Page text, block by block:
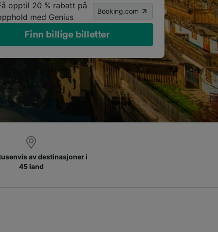
opptil 20 % rabatt på
med Genius
Booking.com
Finn billige billetter
av destinasjoner i
45 land